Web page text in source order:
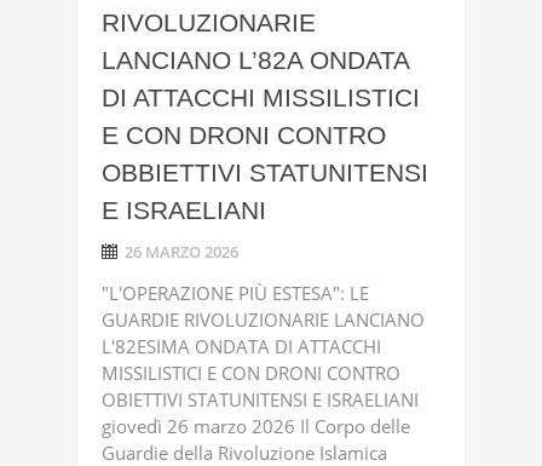
RIVOLUZIONARIE
LANCIANO L’82A ONDATA
DI ATTACCHI MISSILISTICI
E CON DRONI CONTRO
OBBIETTIVI STATUNITENSI
E ISRAELIANI
26 MARZO 2026
"L'OPERAZIONE PIÙ ESTESA": LE
GUARDIE RIVOLUZIONARIE LANCIANO
L'82ESIMA ONDATA DI ATTACCHI
MISSILISTICI E CON DRONI CONTRO
OBIETTIVI STATUNITENSI E ISRAELIANI
giovedì 26 marzo 2026 Il Corpo delle
Guardie della Rivoluzione Islamica